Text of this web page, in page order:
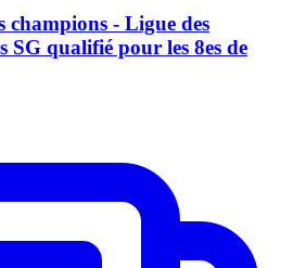
champions - Ligue des
SG qualifié pour les 8es de